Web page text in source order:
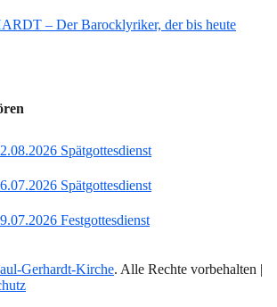
– Der Barocklyriker, der bis heute
Spätgottesdienst
Spätgottesdienst
Festgottesdienst
Gerhardt-Kirche. Alle Rechte vorbehalten |